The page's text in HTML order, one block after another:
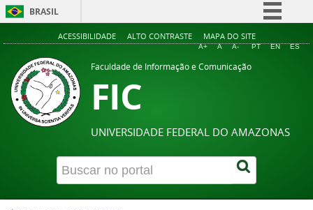
BRASIL
Simplifique!
ACESSIBILIDADE ALTO CONTRASTE MAPA DO SITE
A+ A A- PT EN ES
Faculdade de Informação e Comunicação
FIC
UNIVERSIDADE FEDERAL DO AMAZONAS